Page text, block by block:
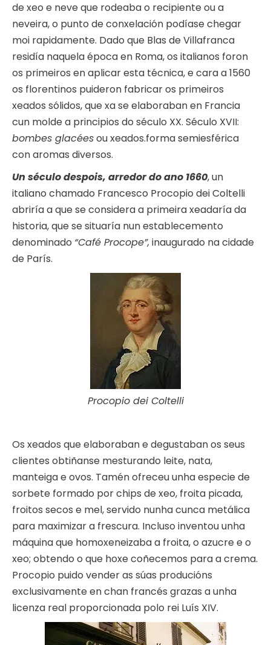
de xeo e neve que rodeaba o recipiente ou a
neveira, o punto de conxelación podíase chegar
moi rapidamente. Dado que Blas de Villafranca
residía naquela época en Roma, os italianos foron
os primeiros en aplicar esta técnica, e cara a 1560
os florentinos puideron fabricar os primeiros
xeados sólidos, que xa se elaboraban en Francia
cun molde a principios do século XX. Século XVII:
bombes glacéesou xeados.forma semiesférica
con aromas diversos.
Un século despois, arredor do ano 1660, un
italiano chamado Francesco Procopio dei Coltelli
abriría a que se considera a primeira xeadaría da
historia, que se situaría nun establecemento
denominado “Café Procope”, inaugurado na cidade
de París.
Procopio dei Coltelli
Os xeados que elaboraban e degustaban os seus
clientes obtiñanse mesturando leite, nata,
manteiga e ovos. Tamén ofreceu unha especie de
sorbete formado por chips de xeo, froita picada,
froitos secos e mel, servido nunha cunca metálica
para maximizar a frescura. Incluso inventou unha
máquina que homoxeneizaba a froita, o azucre e o
xeo; obtendo o que hoxe coñecemos para a crema.
Procopio puido vender as súas producións
exclusivamente en chan francés grazas a unha
licenza real proporcionada polo rei Luís XIV.